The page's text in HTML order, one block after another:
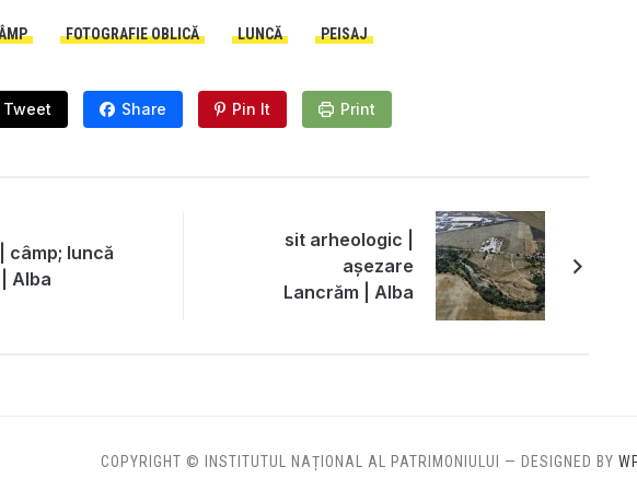
FOTOGRAFIE OBLICĂ LUNCĂ PEISAJ
Tweet Share Pin It Print
câmp; luncă
Alba
sit arheologic |
așezare
Lancrăm | Alba
COPYRIGHT © INSTITUTUL NAȚIONAL AL PATRIMONIULUI — DESIGNED BY